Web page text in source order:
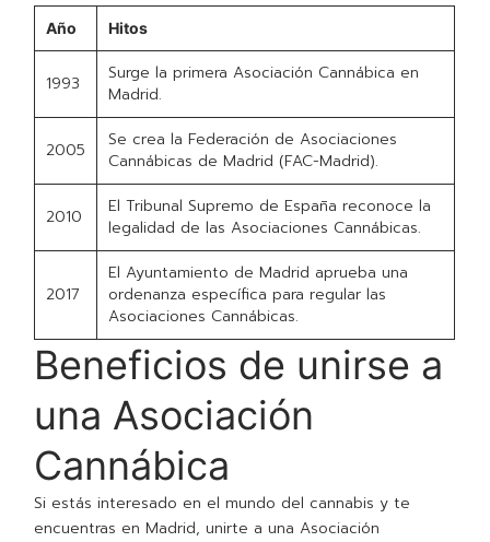
Año Hitos
1993
Surge la primera Asociación Cannábica en
Madrid.
2005
Se crea la Federación de Asociaciones
Cannábicas de Madrid (FAC-Madrid).
2010
El Tribunal Supremo de España reconoce la
legalidad de las Asociaciones Cannábicas.
2017
El Ayuntamiento de Madrid aprueba una
ordenanza específica para regular las
Asociaciones Cannábicas.
Beneficios de unirse a
una Asociación
Cannábica
Si estás interesado en el mundo del cannabis y te
encuentras en Madrid, unirte a una Asociación